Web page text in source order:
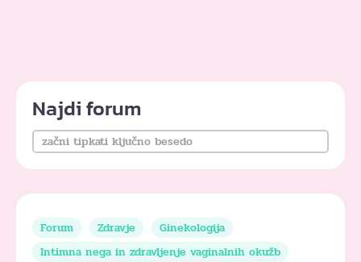
Najdi forum
Forum Zdravje
Ginekologija
Intimna nega in zdravljenje vaginalnih okužb